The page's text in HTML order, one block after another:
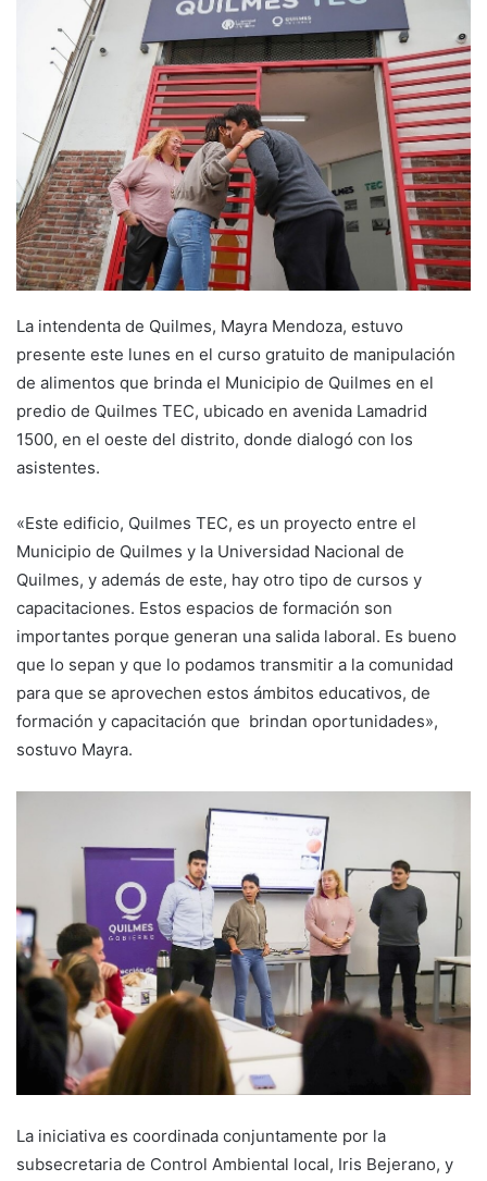
La intendenta de Quilmes, Mayra Mendoza, estuvo
presente este lunes en el curso gratuito de manipulación
de alimentos que brinda el Municipio de Quilmes en el
predio de Quilmes TEC, ubicado en avenida Lamadrid
1500, en el oeste del distrito, donde dialogó con los
asistentes.
«Este edificio, Quilmes TEC, es un proyecto entre el
Municipio de Quilmes y la Universidad Nacional de
Quilmes, y además de este, hay otro tipo de cursos y
capacitaciones. Estos espacios de formación son
importantes porque generan una salida laboral. Es bueno
que lo sepan y que lo podamos transmitir a la comunidad
para que se aprovechen estos ámbitos educativos, de
formación y capacitación que brindan oportunidades»,
sostuvo Mayra.
La iniciativa es coordinada conjuntamente por la
subsecretaria de Control Ambiental local, Iris Bejerano, y